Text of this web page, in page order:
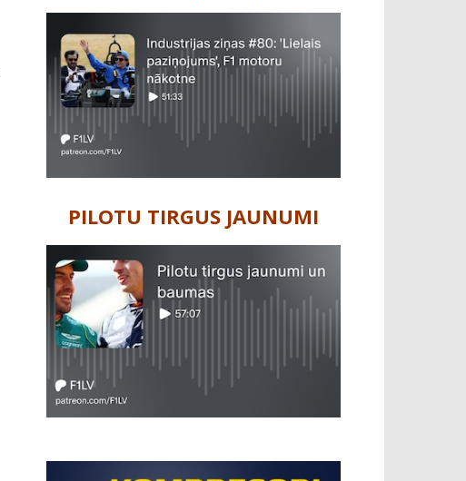
PILOTU TIRGUS JAUNUMI